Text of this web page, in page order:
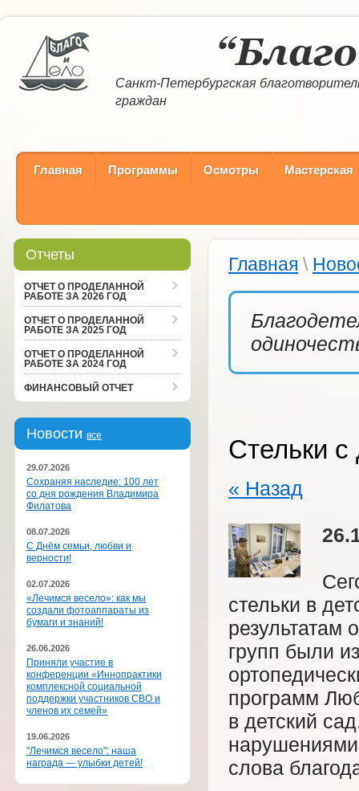
Санкт-Петербургская
граждан
Главная Программы Осмотры Мастерская
Отчеты
ОТЧЕТ О ПРОДЕЛАННОЙ
РАБОТЕ ЗА 2026 ГОД
ОТЧЕТ О ПРОДЕЛАННОЙ
РАБОТЕ ЗА 2025 ГОД
ОТЧЕТ О ПРОДЕЛАННОЙ
РАБОТЕ ЗА 2024 ГОД
ФИНАНСОВЫЙ ОТЧЕТ
Новости все
29.07.2026
Сохраняя наследие: 100 лет
со дня рождения Владимира
Филатова
08.07.2026
С Днём семьи, любви и
верности!
02.07.2026
«Лечимся весело»: как мы
создали фотоаппараты из
бумаги и знаний!
26.06.2026
Приняли участие в
конференции «Иннопрактики
комплексной социальной
поддержки участников СВО и
членов их семей»
19.06.2026
"Лечимся весело": наша
награда — улыбки детей!
Главная \
Стельки с
« Назад
стельки в
результатам
групп были
программ
в детский
слова